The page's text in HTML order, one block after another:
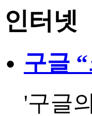
인터넷
구글
'구글